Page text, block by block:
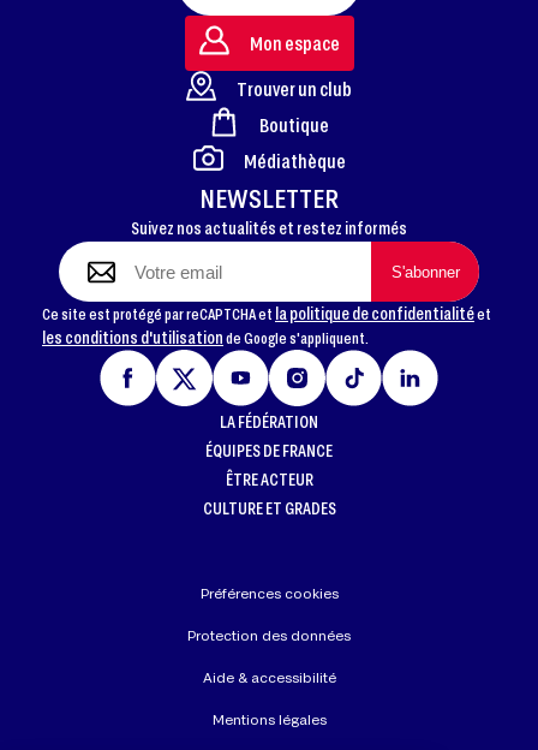
FOOTER
NEWSLETTER
Suivez nos actualités et restez informés
Ce site est protégé par reCAPTCHA et la politique de confidentialitéet
les conditions d'utilisationde Google s'appliquent.
Mon espace
Trouver un club
Boutique
Médiathèque
LA FÉDÉRATION
ÉQUIPES DE FRANCE
ÊTRE ACTEUR
CULTURE ET GRADES
Préférences cookies
Protection des données
Aide & accessibilité
Mentions légales